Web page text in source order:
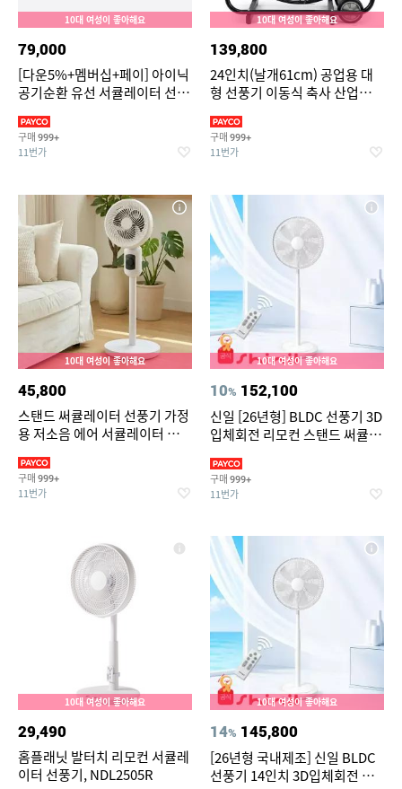
10대 여성이 좋아해요
79,000
[다운5%+멤버십+페이] 아이닉
공기순환 유선 서큘레이터 선풍
구매 999+
11번가
10대 여성이 좋아해요
139,800
24인치(날개61cm) 공업용 대
형 선풍기 이동식 축사 산업용
환풍기
구매 999+
11번가
10대 여성이 좋아해요
45,800
스탠드 써큘레이터 선풍기 가정
용 저소음 에어 서큘레이터 공기
구매 999+
11번가
10대 여성이 좋아해요
10% 152,100
신일 [26년형] BLDC 선풍기 3D
입체회전 리모컨 스탠드 써큘레
구매 999+
11번가
10대 여성이 좋아해요
29,490
홈플래닛 발터치 리모컨 서큘레
이터 선풍기, NDL2505R
10대 여성이 좋아해요
14% 145,800
[26년형 국내제조] 신일 BLDC
선풍기 14인치 3D입체회전 리